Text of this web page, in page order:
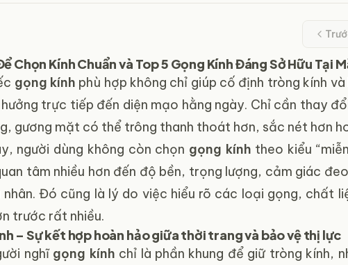
Chọn Kính Chuẩn và Top 5 Gọng Kính Đáng Sở Hữu Tại
gọng kính phù hợp không chỉ giúp cố định tròng kính
trực tiếp đến diện mạo hằng ngày. Chỉ cần thay
gương mặt có thể trông thanh thoát hơn, sắc nét hơn
người dùng không còn chọn gọng kính theo kiểu
tâm nhiều hơn đến độ bền, trọng lượng, cảm giác
Đó cũng là lý do việc hiểu rõ các loại gọng, chất
trước rất nhiều.
– Sự kết hợp hoàn hảo giữa thời trang và bảo vệ thị lực
nghĩ gọng kính chỉ là phần khung để giữ tròng kính,